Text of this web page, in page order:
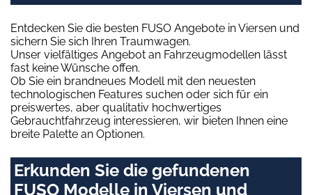
Entdecken Sie die besten FUSO Angebote in Viersen und
sichern Sie sich Ihren Traumwagen.
Unser vielfältiges Angebot an Fahrzeugmodellen lässt
fast keine Wünsche offen.
Ob Sie ein brandneues Modell mit den neuesten
technologischen Features suchen oder sich für ein
preiswertes, aber qualitativ hochwertiges
Gebrauchtfahrzeug interessieren, wir bieten Ihnen eine
breite Palette an Optionen.
Erkunden Sie die gefundenen
FUSO Modelle in Viersen und